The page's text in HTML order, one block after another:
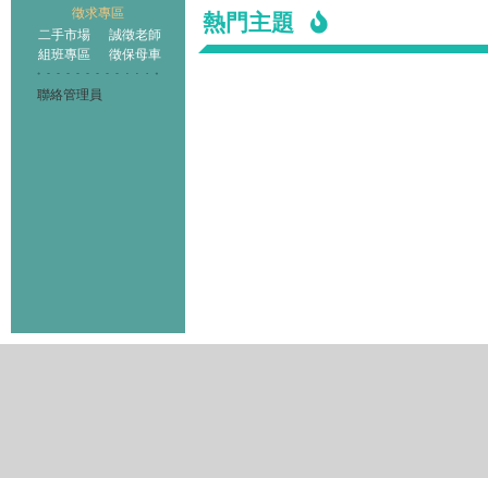
徵求專區
二手市場
誠徵老師
組班專區
徵保母車
聯絡管理員
熱門主題